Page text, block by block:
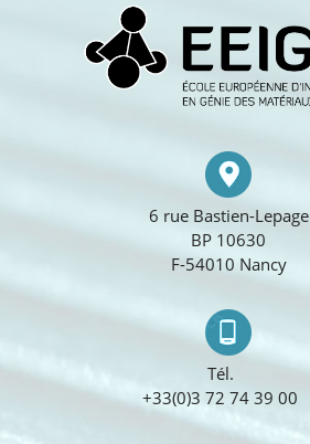
6 rue Bastien-Lepage
BP 10630
F-54010 Nancy
Tél.
+33(0)3 72 74 39 00